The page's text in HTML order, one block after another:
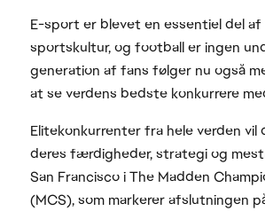
E-sport er blevet en essentiel del
sportskultur, og football er ingen
generation af fans følger nu også
at se verdens bedste konkurrere
Elitekonkurrenter fra hele verden vil
deres færdigheder, strategi og
San Francisco i The Madden
(MCS), som markerer afslutningen